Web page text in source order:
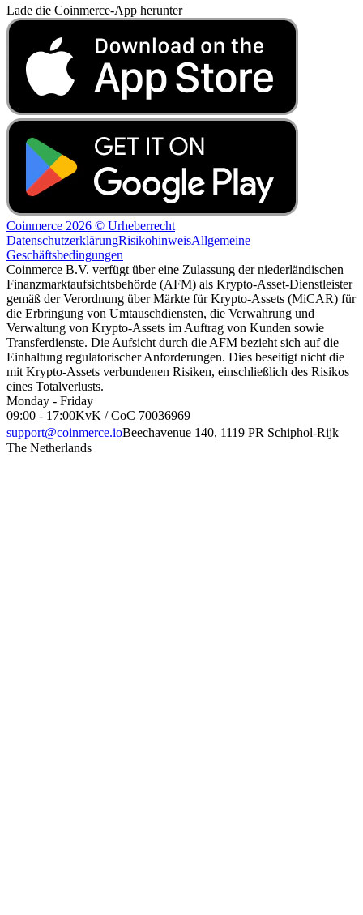
Lade die Coinmerce-App herunter
Coinmerce 2026 © Urheberrecht
DatenschutzerklärungRisikohinweisAllgemeine
Geschäftsbedingungen
Coinmerce B.V. verfügt über eine Zulassung der niederländischen
Finanzmarktaufsichtsbehörde (AFM) als Krypto-Asset-Dienstleister
gemäß der Verordnung über Märkte für Krypto-Assets (MiCAR) für
die Erbringung von Umtauschdiensten, die Verwahrung und
Verwaltung von Krypto-Assets im Auftrag von Kunden sowie
Transferdienste. Die Aufsicht durch die AFM bezieht sich auf die
Einhaltung regulatorischer Anforderungen. Dies beseitigt nicht die
mit Krypto-Assets verbundenen Risiken, einschließlich des Risikos
eines Totalverlusts.
Monday - Friday
09:00 - 17:00KvK / CoC 70036969
support@coinmerce.ioBeechavenue 140, 1119 PR Schiphol-Rijk
The Netherlands